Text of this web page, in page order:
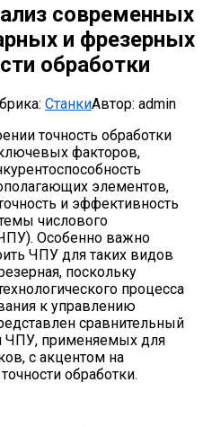
современных
и фрезерных
обработки
СтанкиАвтор: admin
точность обработки
факторов,
элементов,
и эффективность
числового
Особенно важно
ЧПУ для таких видов
поскольку
процесса
к управлению
сравнительный
ЧПУ, применяемых для
с акцентом на
обработки.